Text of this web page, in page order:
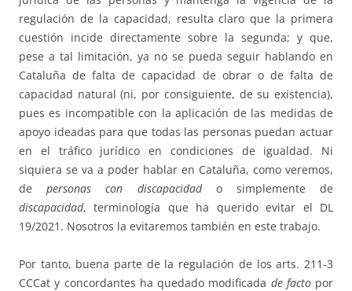
regulación de la capacidad, resulta claro que la primera
cuestión incide directamente sobre la segunda; y que,
pese a tal limitación, ya no se pueda seguir hablando en
Cataluña de falta de capacidad de obrar o de falta de
capacidad natural (ni, por consiguiente, de su existencia),
pues es incompatible con la aplicación de las medidas de
apoyo ideadas para que todas las personas puedan actuar
en el tráfico jurídico en condiciones de igualdad. Ni
siquiera se va a poder hablar en Cataluña, como veremos,
depersonas con discapacidado simplemente de
discapacidad, terminología que ha querido evitar el DL
19/2021. Nosotros la evitaremos también en este trabajo.
Por tanto, buena parte de la regulación de los arts. 211-3
CCCat y concordantes ha quedado modificada de factopor